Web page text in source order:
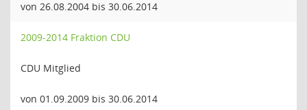
von 26.08.2004 bis 30.06.2014
2009-2014 Fraktion CDU
CDU Mitglied
von 01.09.2009 bis 30.06.2014